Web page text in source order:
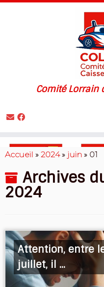
Skip
to
Comité Lorrain
Accueil » 2024 » juin » 01
Archives
2024
Attention, entre
juillet, il ...